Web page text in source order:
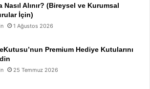
Nasıl Alınır? (Bireysel ve Kurumsal
İçin)
1 Ağustos 2026
Premium Hediye Kutularını
25 Temmuz 2026